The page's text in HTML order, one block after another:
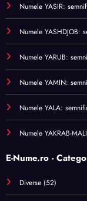
Numele YASIR:
Numele YASHDJOB:
Numele YARUB:
Numele YAMIN:
Numele YALA:
Numele YAKRAB-
E-Nume.ro -
Diverse (52)